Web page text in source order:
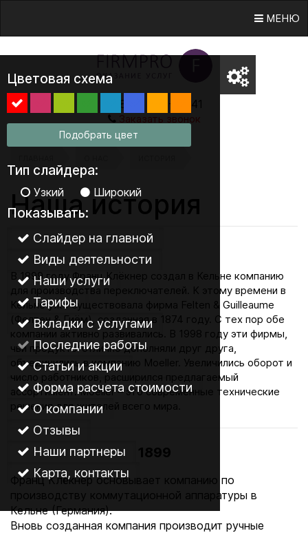
Цветовая схема
Подобрать цвет
Тип слайдера:
Узкий Широкий
Показывать:
Слайдер на главной
Виды деятельности
Наши услуги
Тарифы
Вкладки с услугами
Последние работы
Статьи и акции
Форма расчета стоимости
О компании
Отзывы
Наши партнеры
Карта, контакты
МЕНЮ
8 (800) 555-38-41
Заказать звонок
Наша история
В 1899 году Франц Клёкнер создал в Кельне компанию
для производства переключателей. К этому времени в
Кельне уже существовала фирма Felten & Guilleaume
(Фелтен & Гиём), созданная в 1874 году. С тех пор обе
компании активно развивались. В 1998 году эти фирмы,
чьи продукты отлично дополняли друг друга,
объединились в компанию Moeller. Увеличились оборот и
число работников, расширился предлагаемый
ассортимент. Moeller – это современные технические
решения для жителей всего мира.
1899
Франц Клёкнер основывает компанию по
производству коммутационной аппаратуры в
Кельне (Германия).
Вновь созданная компания производит ручные